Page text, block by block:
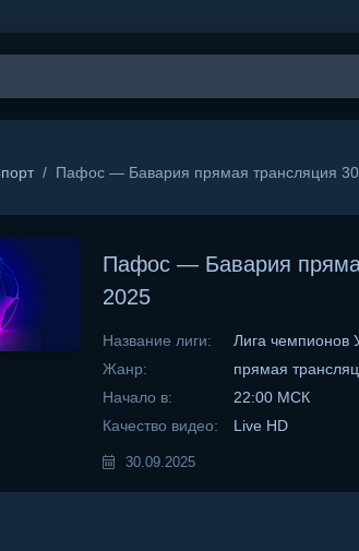
/ Пафос — Бавария прямая трансляция 30
Пафос — Бавария
2025
Название лиги:
Лига чемпионов
Жанр:
прямая
Начало в:
22:00 МСК
Качество видео:
Live HD
30.09.2025